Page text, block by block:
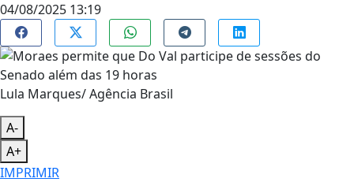
04/08/2025 13:19
Lula Marques/ Agência Brasil
A-
A+
IMPRIMIR